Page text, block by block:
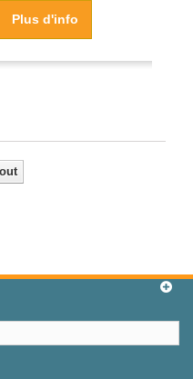
Plus d'info